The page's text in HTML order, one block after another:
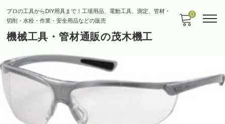
プロの工具からDIY用具まで！工場用品、電動工具、測定、管材・
切削・水栓・作業・安全用品などの販売
機械工具・管材通販の茂木機工
0